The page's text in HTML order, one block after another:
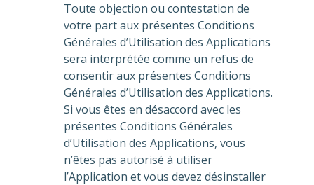
Toute objection ou contestation de
votre part aux présentes Conditions
Générales d’Utilisation des Applications
sera interprétée comme un refus de
consentir aux présentes Conditions
Générales d’Utilisation des Applications.
Si vous êtes en désaccord avec les
présentes Conditions Générales
d’Utilisation des Applications, vous
n’êtes pas autorisé à utiliser
l’Application et vous devez désinstaller